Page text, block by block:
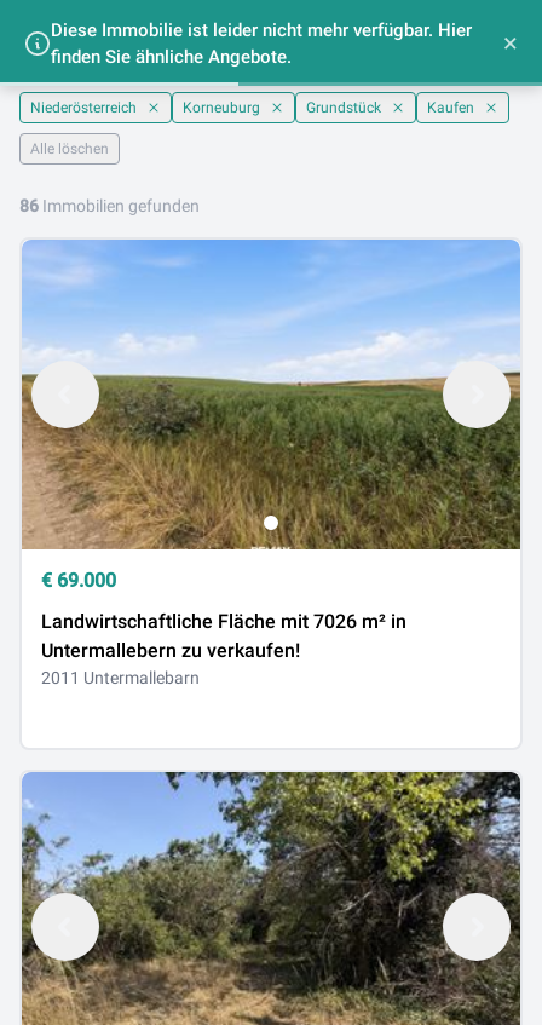
Grundstücke kaufen in Korneuburg,
Niederösterreich
Niederösterreich Korneuburg Grundstück Kaufen
Alle löschen
86 Immobilien gefunden
€ 69.000
Landwirtschaftliche Fläche mit 7026 m² in
Untermallebern zu verkaufen!
2011 Untermallebarn
Diese Immobilie ist leider nicht mehr verfügbar. Hier
finden Sie ähnliche Angebote.
×